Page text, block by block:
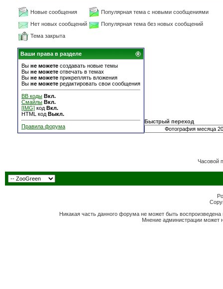
Новые сообщения
Популярная тема с новыми сообщениями
Нет новых сообщений
Популярная тема без новых сообщений
Тема закрыта
Ваши права в разделе
Вы не можете создавать новые темы
Вы не можете отвечать в темах
Вы не можете прикреплять вложения
Вы не можете редактировать свои сообщения
BB коды Вкл.
Смайлы Вкл.
[IMG] код Вкл.
HTML код Выкл.
Правила форума
Быстрый переход
Часовой
Никакая часть данного форума не может быть
Мнение администрации может